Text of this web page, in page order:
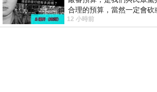
合理的預算，當然一定會
要編列公視和Taiwan plus預
12 小時前